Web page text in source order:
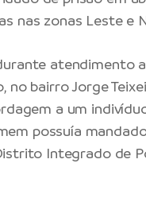
nas zonas Leste e
atendimento
no bairro Jorge
a um
possuía
Integrado de